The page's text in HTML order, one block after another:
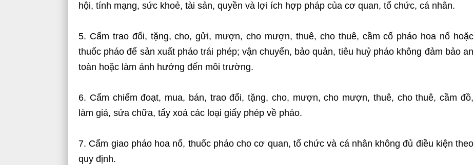
hội, tính mạng, sức khoẻ, tài sản, quyền và lợi ích hợp pháp của cơ quan, tổ chức, cá nhân.
5. Cấm trao đổi, tặng, cho, gửi, mượn, cho mượn, thuê, cho thuê, cầm cố pháo hoa nổ hoặc
thuốc pháo để sản xuất pháo trái phép; vận chuyển, bảo quản, tiêu huỷ pháo không đảm bảo an
toàn hoặc làm ảnh hưởng đến môi trường.
6. Cấm chiếm đoạt, mua, bán, trao đổi, tặng, cho, mượn, cho mượn, thuê, cho thuê, cầm đồ,
làm giả, sửa chữa, tẩy xoá các loại giấy phép về pháo.
7. Cấm giao pháo hoa nổ, thuốc pháo cho cơ quan, tổ chức và cá nhân không đủ điều kiện theo
quy định.